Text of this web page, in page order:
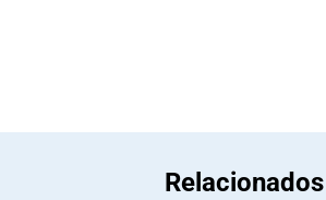
Relacionados